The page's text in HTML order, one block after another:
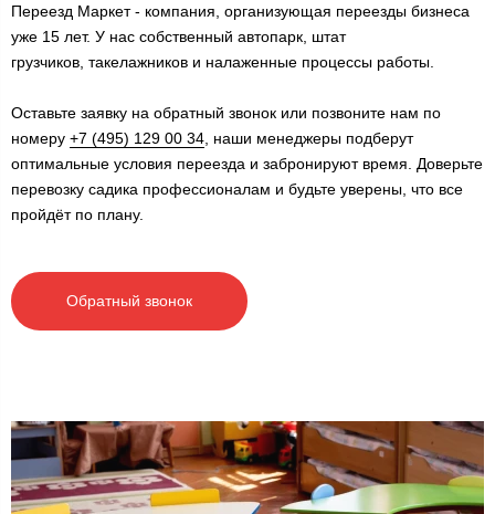
Переезд Маркет - компания, организующая переезды бизнеса
уже 15 лет. У нас собственный автопарк, штат
грузчиков, такелажников и налаженные процессы работы.
Оставьте заявку на обратный звонок или позвоните нам по
номеру +7 (495) 129 00 34 , наши менеджеры подберут
оптимальные условия переезда и забронируют время. Доверьте
перевозку садика профессионалам и будьте уверены, что все
пройдёт по плану.
Обратный звонок